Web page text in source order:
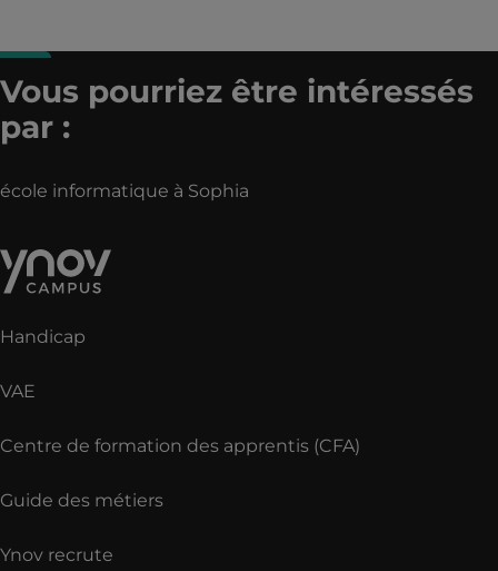
Vous pourriez être intéressés
par :
école informatique à Sophia
Handicap
VAE
Centre de formation des apprentis (CFA)
Guide des métiers
Ynov recrute